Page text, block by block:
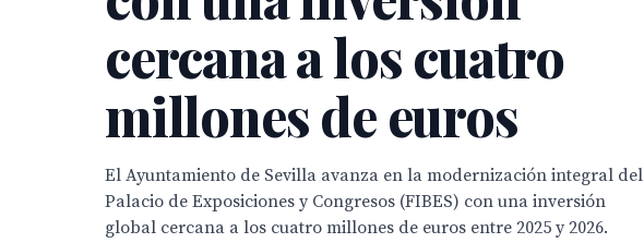
cercana a los cuatro
millones de euros
El Ayuntamiento de Sevilla avanza en la modernización integral del
Palacio de Exposiciones y Congresos (FIBES) con una inversión
global cercana a los cuatro millones de euros entre 2025 y 2026.